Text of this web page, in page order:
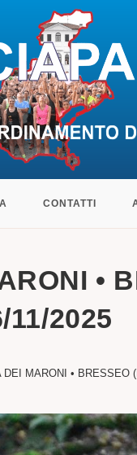
CONTATTI
•
11/2025
DEI MARONI • BRESSEO